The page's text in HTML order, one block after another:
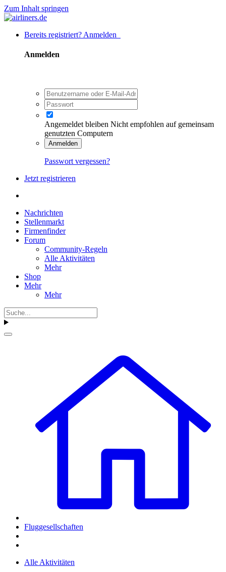
Zum Inhalt springen
Bereits registriert? Anmelden
Anmelden
Angemeldet bleiben Nicht empfohlen auf gemeinsam
genutzten Computern
Anmelden
Passwort vergessen?
Jetzt registrieren
Nachrichten
Stellenmarkt
Firmenfinder
Forum
Community-Regeln
Alle Aktivitäten
Mehr
Shop
Mehr
Mehr
Fluggesellschaften
Alle Aktivitäten